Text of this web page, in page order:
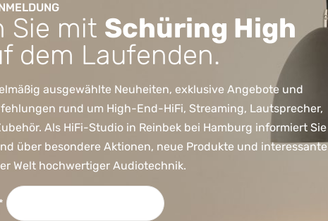
Sie mit Schüring High
dem Laufenden.
ausgewählte Neuheiten, exklusive Angebote und
rund um High-End-HiFi, Streaming, Lautsprecher,
Als HiFi-Studio in Reinbek bei Hamburg informiert Sie
über besondere Aktionen, neue Produkte und interessante
Welt hochwertiger Audiotechnik.